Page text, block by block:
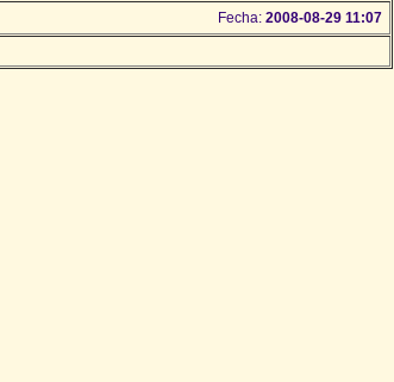
Fecha: 2008-08-29 11:07